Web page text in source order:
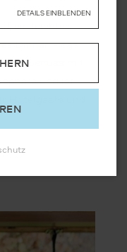
ein leichtes
Dinner – das
Genuss mit
und ist
DETAILS EINBLENDEN